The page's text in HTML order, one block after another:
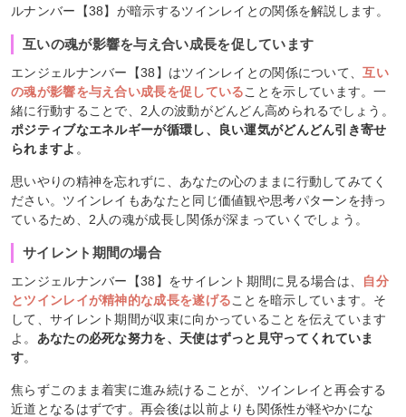
ルナンバー【38】が暗示するツインレイとの関係を解説します。
互いの魂が影響を与え合い成長を促しています
エンジェルナンバー【38】はツインレイとの関係について、互い
の魂が影響を与え合い成長を促していることを示しています。一
緒に行動することで、2人の波動がどんどん高められるでしょう。
ポジティブなエネルギーが循環し、良い運気がどんどん引き寄せ
られますよ 。
思いやりの精神を忘れずに、あなたの心のままに行動してみてく
ださい。ツインレイもあなたと同じ価値観や思考パターンを持っ
ているため、2人の魂が成長し関係が深まっていくでしょう。
サイレント期間の場合
エンジェルナンバー【38】をサイレント期間に見る場合は、 自分
とツインレイが精神的な成長を遂げることを暗示しています。そ
して、サイレント期間が収束に向かっていることを伝えています
よ。 あなたの必死な努力を、天使はずっと見守ってくれていま
す。
焦らずこのまま着実に進み続けることが、ツインレイと再会する
近道となるはずです。再会後は以前よりも関係性が軽やかにな